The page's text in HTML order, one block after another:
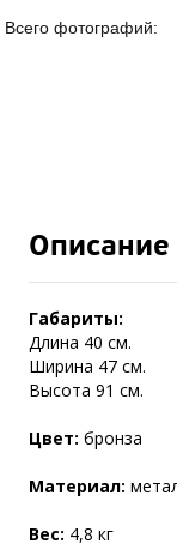
Всего фотографий:
Описание
Габариты:
Длина 40 см.
Ширина 47 см.
Высота 91 см.
Цвет: бронза
Материал:
Вес: 4,8 кг